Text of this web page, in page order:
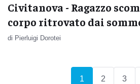
Civitanova - Ragazzo
corpo ritrovato dai
di Pierluigi Dorotei
1 (current)
2 3